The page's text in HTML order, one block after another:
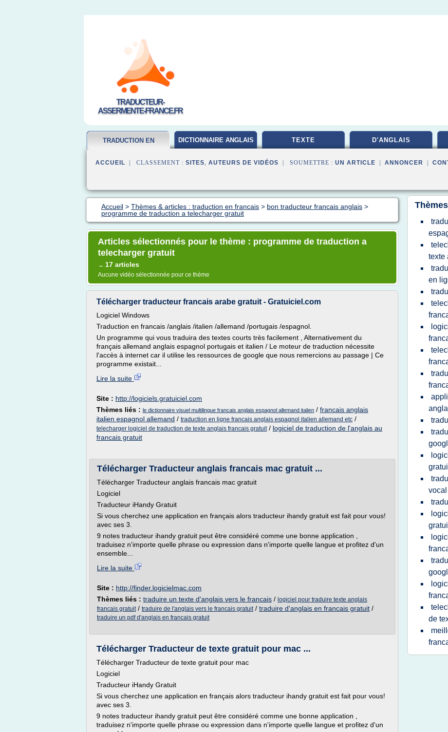
TRADUCTEUR-
ASSERMENTE-FRANCE.FR
TRADUCTION EN DICTIONNAIRE ANGLAIS TEXTE D'ANGLAIS
ACCUEIL | CLASSEMENT : SITES, AUTEURS DE VIDÉOS | SOUMETTRE : UN ARTICLE ANNONCER
Accueil > Thèmes & articles : traduction en francais > bon traducteur francais anglais >
programme de traduction a telecharger gratuit
Articles sélectionnés pour le thème : programme de traduction a
telecharger gratuit
→ 17 articles
Aucune vidéo sélectionnée pour ce thème
Télécharger traducteur francais arabe gratuit - Gratuiciel.com
Logiciel Windows
Traduction en francais /anglais /italien /allemand /portugais /espagnol.
Un programme qui vous traduira des textes courts très facilement , Alternativement du
français allemand anglais espagnol portugais et italien / Le moteur de traduction nécessite
l'accès à internet car il utilise les ressources de google que nous remercions au passage | Ce
programme existait...
Lire la suite
Site : http://logiciels.gratuiciel.com
Thèmes liés : le dictionnaire visuel multilingue francais anglais espagnol allemand italien / francais anglais
italien espagnol allemand / traduction en ligne francais anglais espagnol italien allemand etc /
telecharger logiciel de traduction de texte anglais francais gratuit/ logiciel de traduction de l'anglais au
francais gratuit
Télécharger Traducteur anglais francais mac gratuit ...
Télécharger Traducteur anglais francais mac gratuit
Logiciel
Traducteur iHandy Gratuit
Si vous cherchez une application en français alors traducteur ihandy gratuit est fait pour vous!
avec ses 3.
9 notes traducteur ihandy gratuit peut être considéré comme une bonne application ,
traduisez n'importe quelle phrase ou expression dans n'importe quelle langue et profitez d'un
ensemble...
Lire la suite
Site : http://finder.logicielmac.com
Thèmes liés : traduire un texte d'anglais vers le francais / logiciel pour traduire texte anglais
francais gratuit/ traduire de l'anglais vers le francais gratuit/ traduire d'anglais en francais gratuit /
traduire un pdf d'anglais en francais gratuit
Télécharger Traducteur de texte gratuit pour mac ...
Télécharger Traducteur de texte gratuit pour mac
Logiciel
Traducteur iHandy Gratuit
Si vous cherchez une application en français alors traducteur ihandy gratuit est fait pour vous!
avec ses 3.
9 notes traducteur ihandy gratuit peut être considéré comme une bonne application ,
traduisez n'importe quelle phrase ou expression dans n'importe quelle langue et profitez d'un
texte
en
vocal
de